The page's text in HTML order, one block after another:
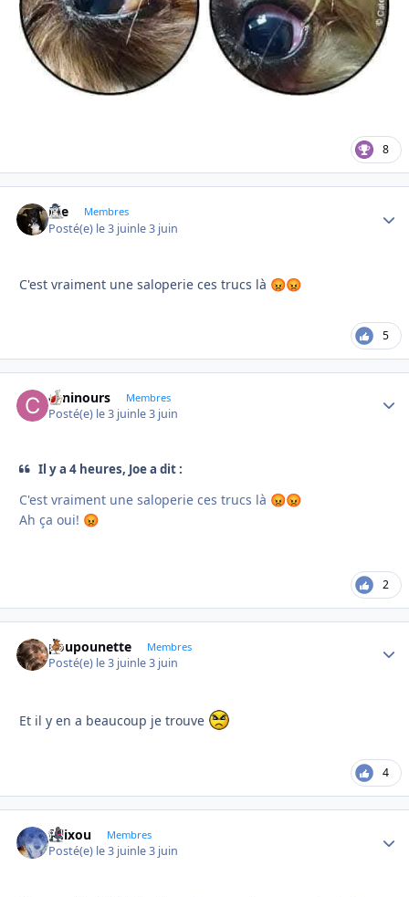
8
Joe Membres
Posté(e) le 3 juinle 3 juin
C'est vraiment une saloperie ces trucs là 😡😡
5
caninours Membres
Posté(e) le 3 juinle 3 juin
Il y a 4 heures, Joe a dit :
C'est vraiment une saloperie ces trucs là 😡😡
Ah ça oui! 😡
2
poupounette Membres
Posté(e) le 3 juinle 3 juin
Et il y en a beaucoup je trouve
4
felixou Membres
Posté(e) le 3 juinle 3 juin